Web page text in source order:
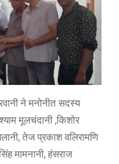
ने मनोनीत सदस्य
मूलचंदानी ,किशोर
तेज प्रकाश वलिरामणि
मामनानी, हंसराज